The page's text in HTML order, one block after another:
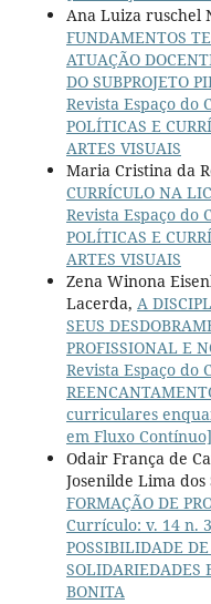
Ana Luiza ruschel
FUNDAMENTOS
ATUAÇÃO
DO SUBPROJETO
Revista Espaço do
POLÍTICAS E
ARTES VISUAIS
Maria Cristina da
CURRÍCULO NA
Revista Espaço do
POLÍTICAS E
ARTES VISUAIS
Zena Winona
Lacerda, A
SEUS
PROFISSIONAL E
Revista Espaço do
curriculares
em Fluxo Contínuo]
Odair França de
Josenilde Lima dos
FORMAÇÃO DE
Currículo: v. 14 n. 3
POSSIBILIDADE
SOLIDARIEDADES
BONITA